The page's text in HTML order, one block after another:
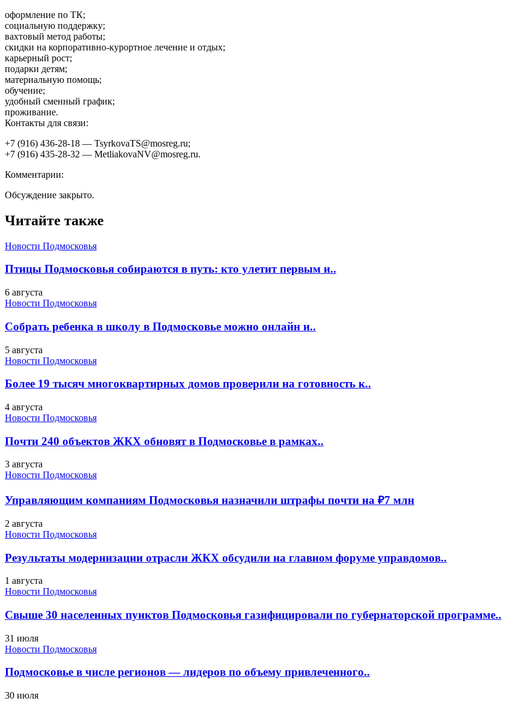
оформление по ТК;
социальную поддержку;
вахтовый метод работы;
скидки на корпоративно-курортное лечение и отдых;
карьерный рост;
подарки детям;
материальную помощь;
обучение;
удобный сменный график;
проживание.
Контакты для связи:
+7 (916) 436-28-18 — TsyrkovaTS@mosreg.ru;
+7 (916) 435-28-32 — MetliakovaNV@mosreg.ru.
Комментарии:
Обсуждение закрыто.
Читайте также
Новости Подмосковья
Птицы Подмосковья собираются в путь: кто улетит первым и..
6 августа
Новости Подмосковья
Собрать ребенка в школу в Подмосковье можно онлайн и..
5 августа
Новости Подмосковья
Более 19 тысяч многоквартирных домов проверили на готовность к..
4 августа
Новости Подмосковья
Почти 240 объектов ЖКХ обновят в Подмосковье в рамках..
3 августа
Новости Подмосковья
Управляющим компаниям Подмосковья назначили штрафы почти на ₽7 млн
2 августа
Новости Подмосковья
Результаты модернизации отрасли ЖКХ обсудили на главном форуме управдомов..
1 августа
Новости Подмосковья
Свыше 30 населенных пунктов Подмосковья газифицировали по губернаторской программе..
31 июля
Новости Подмосковья
Подмосковье в числе регионов — лидеров по объему привлеченного..
30 июля